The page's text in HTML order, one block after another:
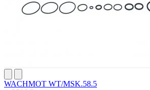
WACHMOT WT/MSK.58.5